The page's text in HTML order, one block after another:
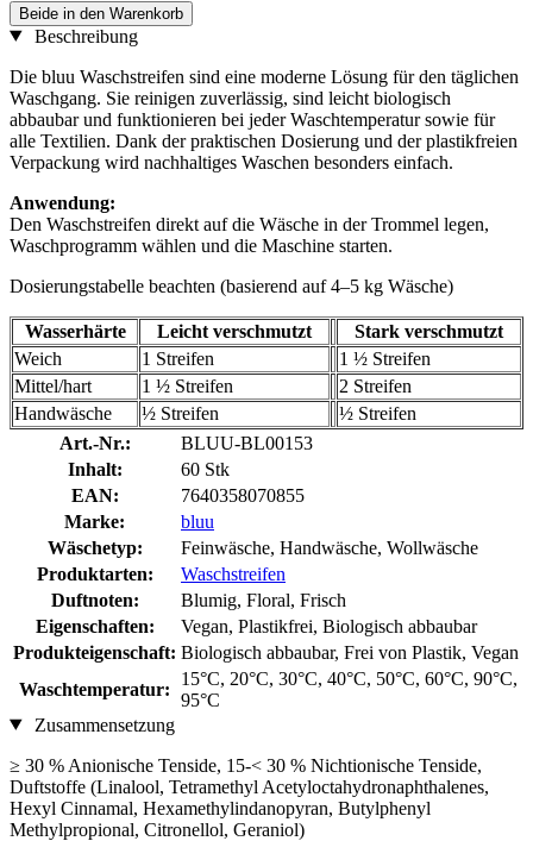
Beide in den Warenkorb
Beschreibung
Die bluu Waschstreifen sind eine moderne Lösung für den täglichen
Waschgang. Sie reinigen zuverlässig, sind leicht biologisch
abbaubar und funktionieren bei jeder Waschtemperatur sowie für
alle Textilien. Dank der praktischen Dosierung und der plastikfreien
Verpackung wird nachhaltiges Waschen besonders einfach.
Anwendung:
Den Waschstreifen direkt auf die Wäsche in der Trommel legen,
Waschprogramm wählen und die Maschine starten.
Dosierungstabelle beachten (basierend auf 4–5 kg Wäsche)
Wasserhärte Leicht verschmutzt
Stark verschmutzt
Weich
1 Streifen
1 ½ Streifen
Mittel/hart
1 ½ Streifen
2 Streifen
Handwäsche
½ Streifen
½ Streifen
Art.-Nr.:
BLUU-BL00153
Inhalt:
60 Stk
EAN:
7640358070855
Marke:
bluu
Wäschetyp:
Feinwäsche, Handwäsche, Wollwäsche
Produktarten:
Waschstreifen
Duftnoten:
Blumig, Floral, Frisch
Eigenschaften:
Vegan, Plastikfrei, Biologisch abbaubar
Produkteigenschaft: Biologisch abbaubar, Frei von Plastik, Vegan
Waschtemperatur:
15°C, 20°C, 30°C, 40°C, 50°C, 60°C, 90°C,
95°C
Zusammensetzung
≥ 30 % Anionische Tenside, 15-< 30 % Nichtionische Tenside,
Duftstoffe (Linalool, Tetramethyl Acetyloctahydronaphthalenes,
Hexyl Cinnamal, Hexamethylindanopyran, Butylphenyl
Methylpropional, Citronellol, Geraniol)